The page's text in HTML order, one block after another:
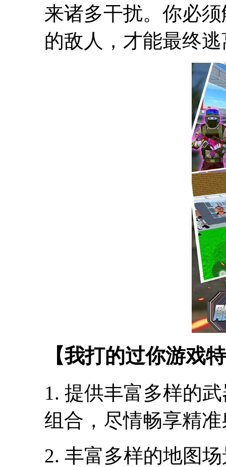
来诸多干扰。你必
的敌人，才能最终
【我打的过你游戏
1. 提供丰富多样的
组合，尽情畅享精
2. 丰富多样的地图